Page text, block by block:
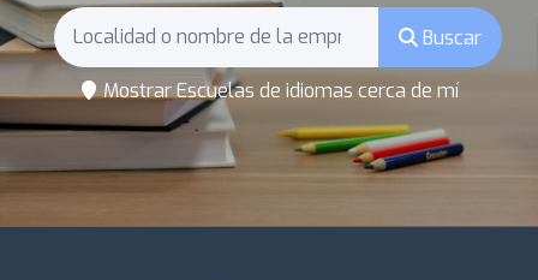
Buscar
Mostrar Escuelas de idiomas cerca de mí